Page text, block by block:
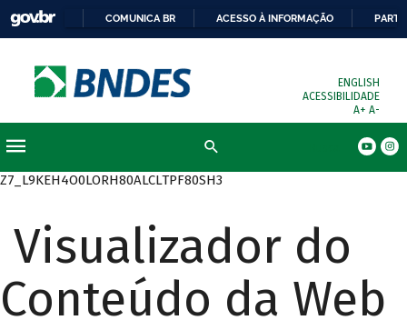
COMUNICA BR ACESSO À INFORMAÇÃO
ENGLISH
ACESSIBILIDADE
A+ A-
Z7_L9KEH4O0LORH80ALCLTPF80SH3
Visualizador do
Conteúdo da Web